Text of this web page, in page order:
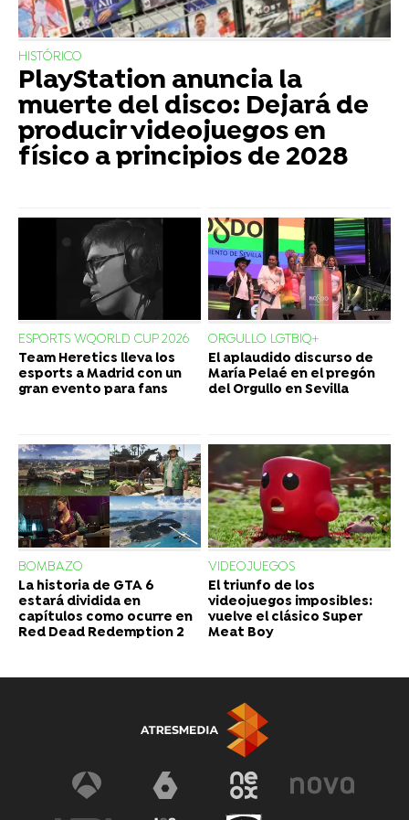
HISTÓRICO
PlayStation anuncia la
muerte del disco: Dejará de
producir videojuegos en
físico a principios de 2028
ESPORTS WQORLD CUP 2026
Team Heretics lleva los
esports a Madrid con un
gran evento para fans
ORGULLO LGTBIQ+
El aplaudido discurso de
María Pelaé en el pregón
del Orgullo en Sevilla
BOMBAZO
La historia de GTA 6
estará dividida en
capítulos como ocurre en
Red Dead Redemption 2
VIDEOJUEGOS
El triunfo de los
videojuegos imposibles:
vuelve el clásico Super
Meat Boy